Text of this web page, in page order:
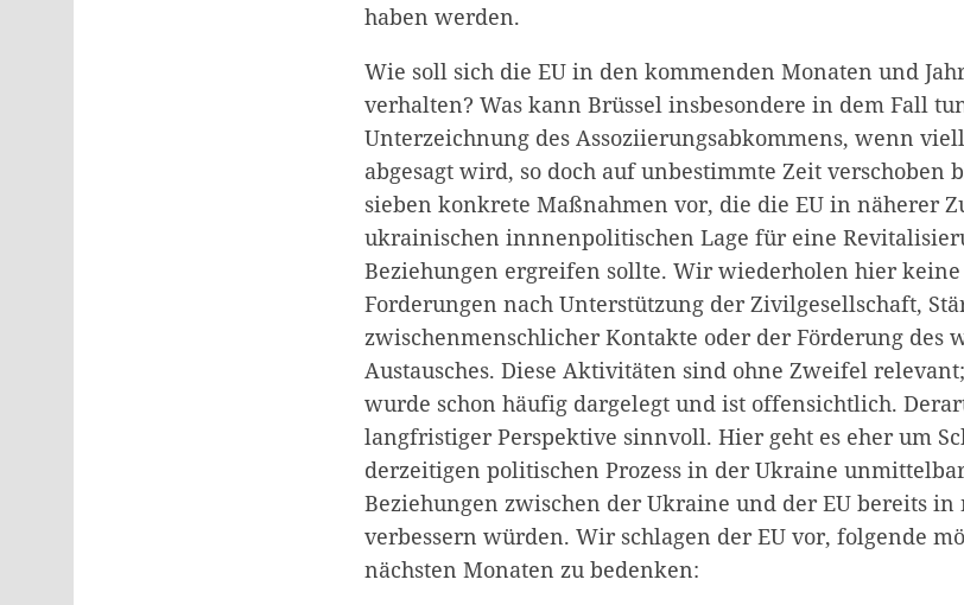
haben werden.
Wie soll sich die EU in den kommenden Monaten und
verhalten? Was kann Brüssel insbesondere in dem Fall
Unterzeichnung des Assoziierungsabkommens, wenn
abgesagt wird, so doch auf unbestimmte Zeit verschoben
sieben konkrete Maßnahmen vor, die die EU in näherer
ukrainischen innnenpolitischen Lage für eine
Beziehungen ergreifen sollte. Wir wiederholen hier
Forderungen nach Unterstützung der Zivilgesellschaft,
zwischenmenschlicher Kontakte oder der Förderung des
Austausches. Diese Aktivitäten sind ohne Zweifel
wurde schon häufig dargelegt und ist offensichtlich.
langfristiger Perspektive sinnvoll. Hier geht es eher um
derzeitigen politischen Prozess in der Ukraine
Beziehungen zwischen der Ukraine und der EU bereits
verbessern würden. Wir schlagen der EU vor, folgende
nächsten Monaten zu bedenken: